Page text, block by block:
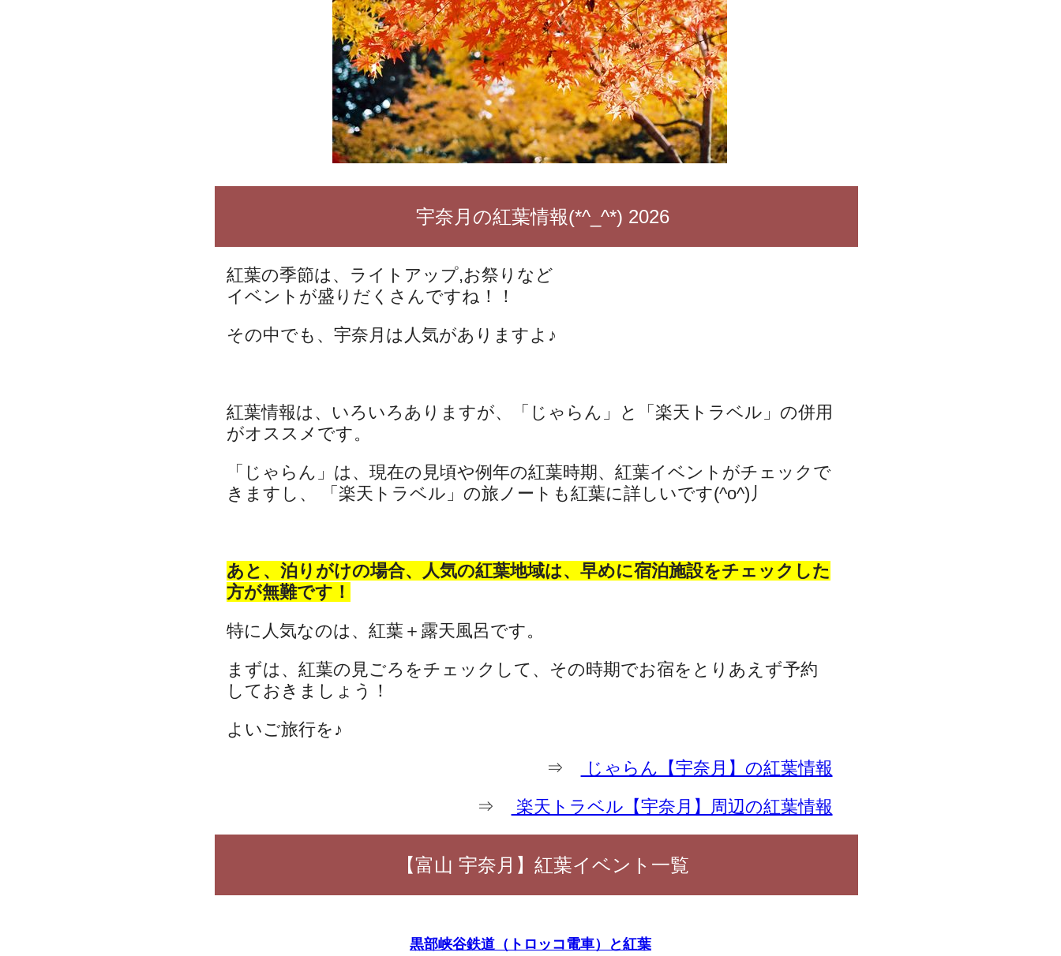
宇奈月の紅葉情報(*^_^*) 2026
紅葉の季節は、ライトアップ,お祭りなど
イベントが盛りだくさんですね！！
その中でも、宇奈月は人気がありますよ♪
紅葉情報は、いろいろありますが、「じゃらん」と「楽天トラベル」の併用
がオススメです。
「じゃらん」は、現在の見頃や例年の紅葉時期、紅葉イベントがチェックで
きますし、 「楽天トラベル」の旅ノートも紅葉に詳しいです(^o^)丿
あと、泊りがけの場合、人気の紅葉地域は、早めに宿泊施設をチェックした
方が無難です！
特に人気なのは、紅葉＋露天風呂です。
まずは、紅葉の見ごろをチェックして、その時期でお宿をとりあえず予約
しておきましょう！
よいご旅行を♪
⇒
じゃらん【宇奈月】の紅葉情報
⇒
楽天トラベル【宇奈月】周辺の紅葉情報
【富山 宇奈月】紅葉イベント一覧
黒部峡谷鉄道（トロッコ電車）と紅葉